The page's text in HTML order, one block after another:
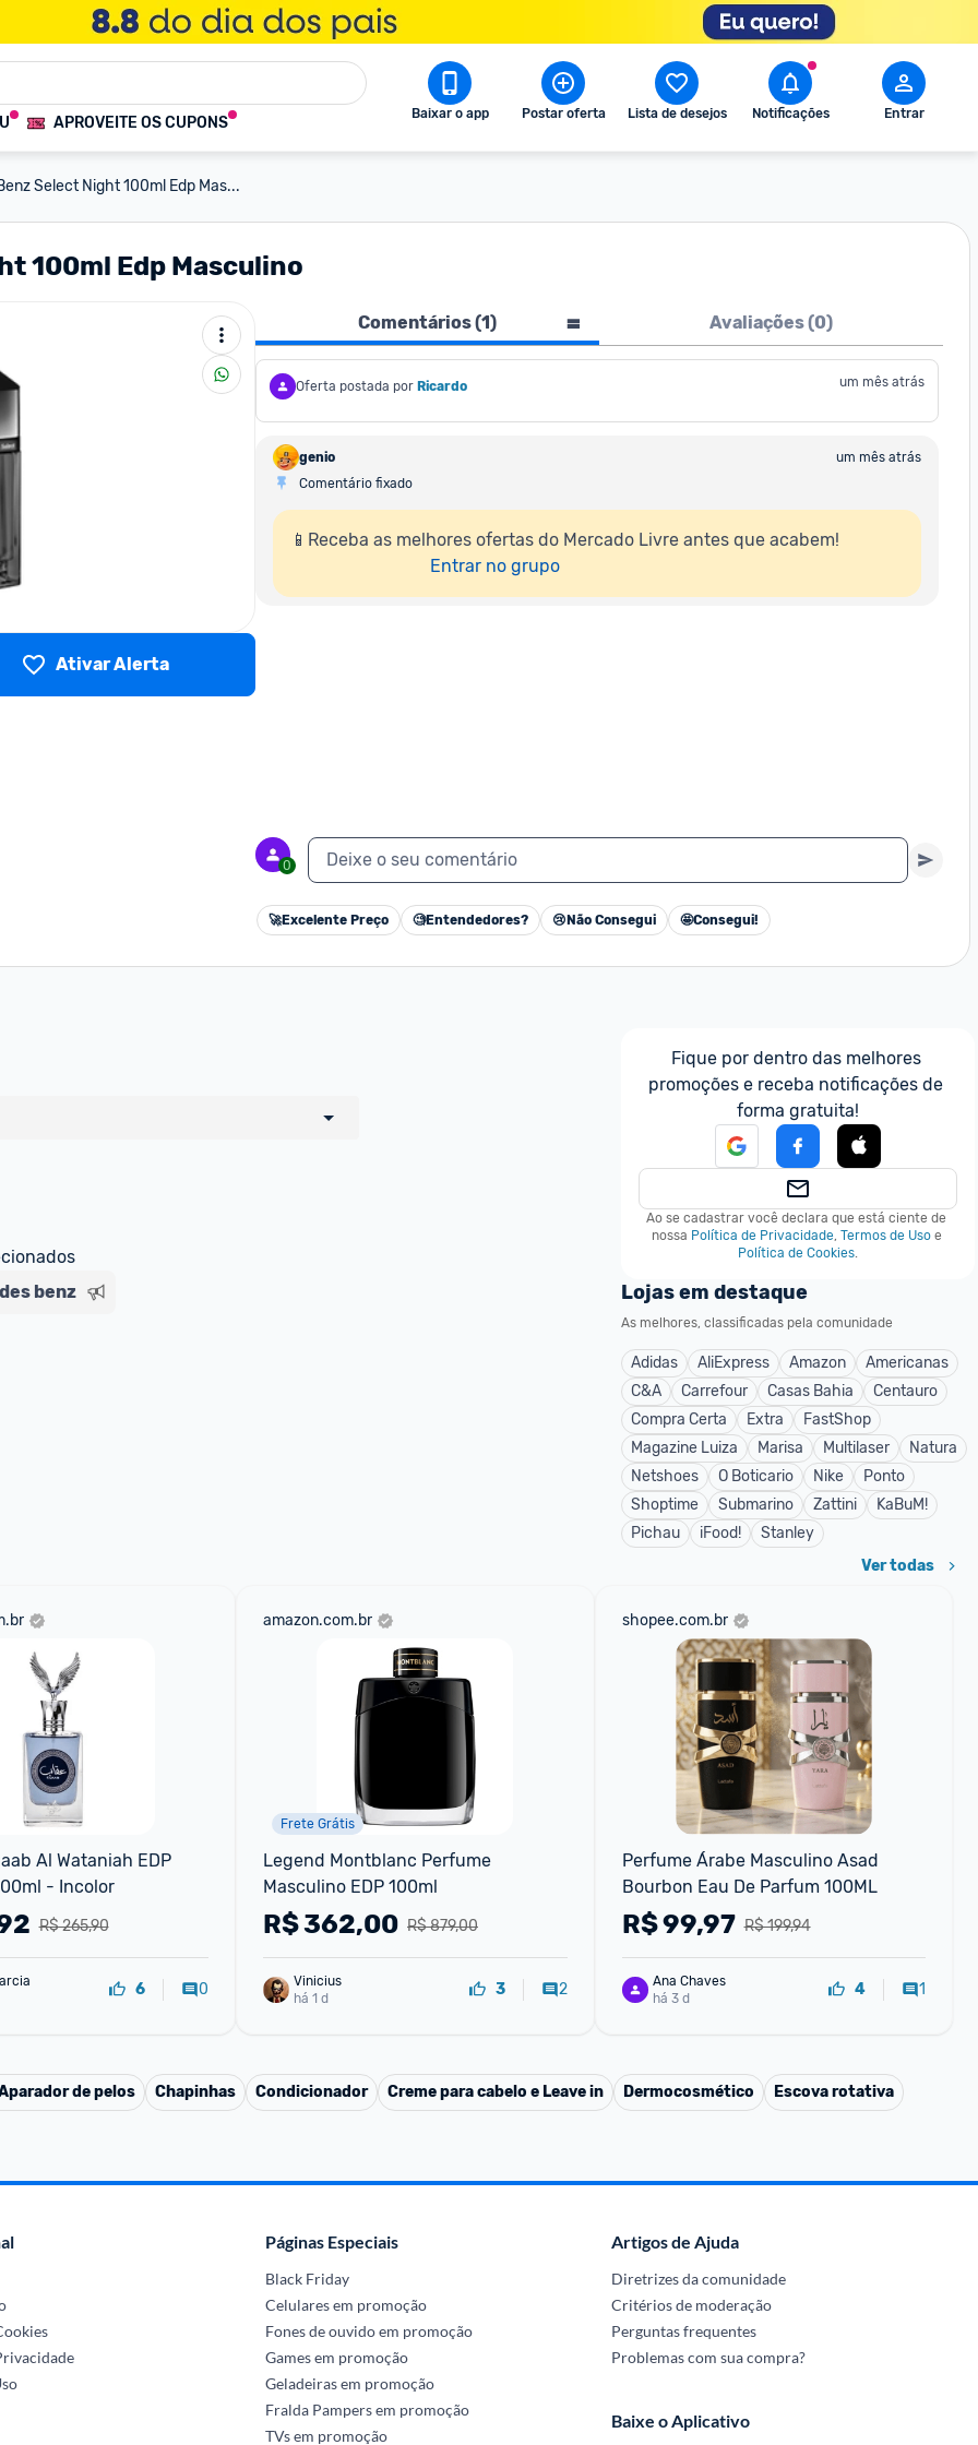
APROVEITE OS CUPONS Baixar o app Postar oferta Lista de desejos Notificações Entrar
Select Night 100ml Edp Mas...
100ml Edp Masculino
Ativar Alerta
Comentários (1) Avaliações (0)
Oferta postada por Ricardo um mês atrás
genio
um mês atrás
Comentário fixado
📱Receba as melhores ofertas do Mercado Livre antes que acabem!
Entrar no grupo
0 Deixe o seu comentário
🚀Excelente Preço 🧐Entendedores? 😢 Não Consegui 🤩Consegui!
um marketplace, nós indicamos no
sinalizamos através da tag
benz
Fique por dentro das melhores
promoções e receba notificações de
forma gratuita!
Ao se cadastrar você declara que está ciente de
nossa Política de Privacidade, Termos de Uso e
Política de Cookies.
Lojas em destaque
As melhores, classificadas pela comunidade
Adidas AliExpress Amazon
Americanas
C&A
Carrefour Casas Bahia
Centauro
Compra Certa
Extra
FastShop
Magazine Luiza
Marisa Multilaser
Natura
Netshoes
O Boticario Nike
Ponto
Shoptime
Submarino Zattini
KaBuM!
Pichau
iFood! Stanley
Ver todas
Al Wataniah EDP
- Incolor
R$ 265,90
6 0
amazon.com.br
Frete Grátis
Legend Montblanc Perfume
Masculino EDP 100ml
R$ 879,00
R$362,00
Vinicius
há 1 d
3 2
shopee.com.br
Perfume Árabe Masculino Asad
Bourbon Eau De Parfum 100ML
R$ 199,94
R$99,97
Ana Chaves
há 3 d
4 1
de pelos Chapinhas Condicionador Creme para cabelo e Leave in Dermocosmético Escova rotativa
Páginas Especiais
Black Friday
Celulares em promoção
Fones de ouvido em promoção
Games em promoção
Geladeiras em promoção
Fralda Pampers em promoção
TVs em promoção
Artigos de Ajuda
Diretrizes da comunidade
Critérios de moderação
Perguntas frequentes
Problemas com sua compra?
Baixe o Aplicativo